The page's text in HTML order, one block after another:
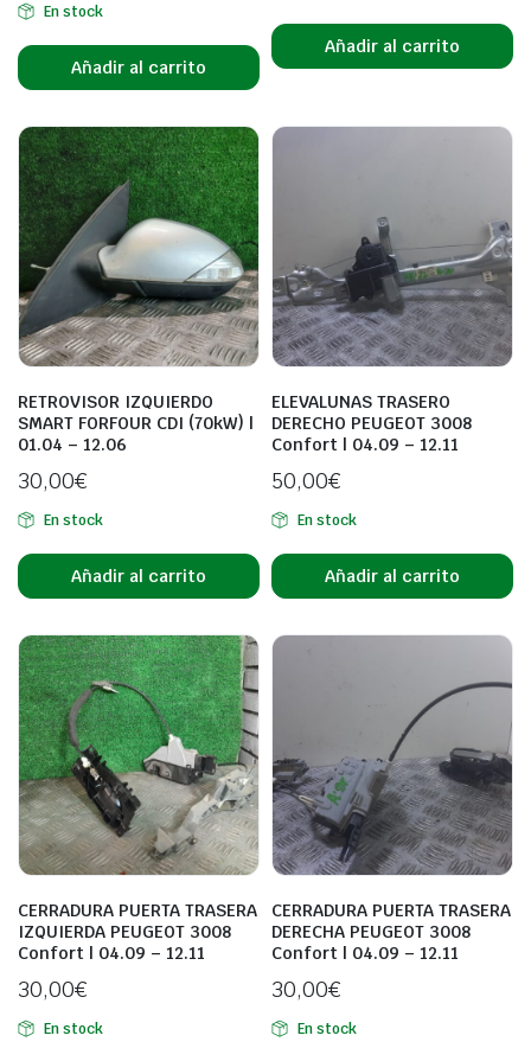
En stock
Añadir al carrito
Añadir al carrito
RETROVISOR IZQUIERDO
SMART FORFOUR CDI (70kW) |
01.04 – 12.06
30,00€
En stock
Añadir al carrito
ELEVALUNAS TRASERO
DERECHO PEUGEOT 3008
Confort | 04.09 – 12.11
50,00€
En stock
Añadir al carrito
CERRADURA PUERTA TRASERA
IZQUIERDA PEUGEOT 3008
Confort | 04.09 – 12.11
30,00€
En stock
CERRADURA PUERTA TRASERA
DERECHA PEUGEOT 3008
Confort | 04.09 – 12.11
30,00€
En stock